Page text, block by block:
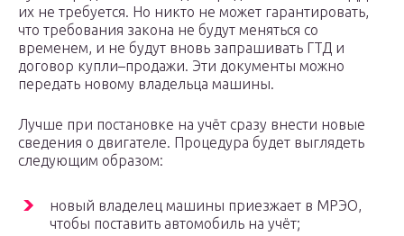
их не требуется. Но никто не может гарантировать,
что требования закона не будут меняться со
временем, и не будут вновь запрашивать ГТД и
договор купли–продажи. Эти документы можно
передать новому владельца машины.
Лучше при постановке на учёт сразу внести новые
сведения о двигателе. Процедура будет выглядеть
следующим образом:
новый владелец машины приезжает в МРЭО,
чтобы поставить автомобиль на учёт;